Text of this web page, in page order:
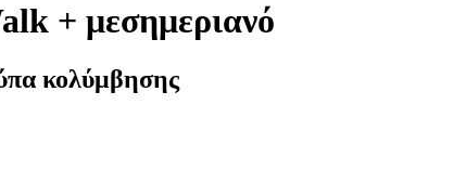
+ μεσημεριανό
κολύμβησης